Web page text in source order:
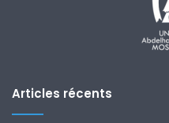
Articles récents